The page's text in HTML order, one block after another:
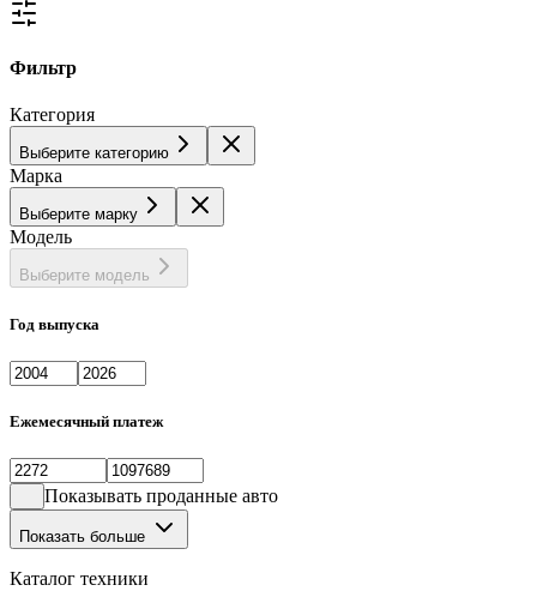
Фильтр
Категория
Выберите категорию
Марка
Выберите марку
Модель
Выберите модель
Год выпуска
Ежемесячный платеж
Показывать проданные авто
Показать больше
Каталог техники